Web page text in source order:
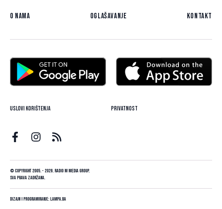
O nama Oglašavanje Kontakt
Uslovi korištenja Privatnost
© Copyright 2005. - 2026. Radio M Media Group.
Sva prava zadržana.
Dizajn i programiranje:Lampa.ba